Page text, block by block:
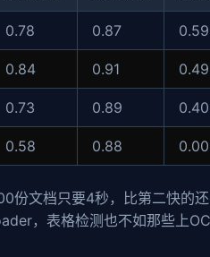
0.78 0.87 0.59
0.84 0.91 0.49
0.73 0.89 0.40
0.58 0.88 0.00
份文档只要4秒，比第二快的
，表格检测也不如那些上